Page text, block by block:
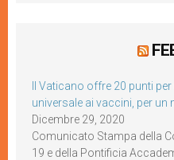
Il Vaticano offre 20 punti
universale ai vaccini, per
Dicembre 29, 2020
Comunicato Stampa della
19 e della Pontificia